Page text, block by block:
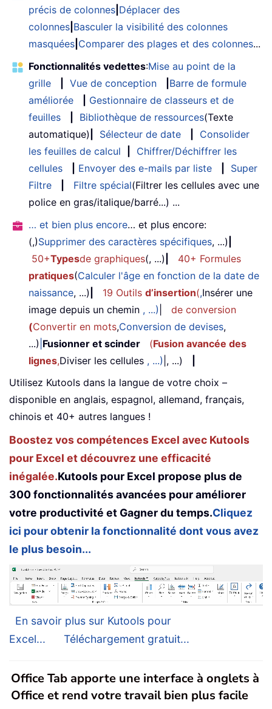
précis de colonnes Déplacer des
colonnes Basculer la visibilité des colonnes
masquées Comparer des plages et des colonnes...
Fonctionnalités vedettes:Mise au point de la
grille
Vue de conception
Barre de formule
améliorée
Gestionnaire de classeurs et de
feuilles
Bibliothèque de ressources(Texte
automatique)
Sélecteur de date
Consolider
les feuilles de calcul
Chiffrer/Déchiffrer les
cellules
Envoyer des e-mails par liste
Super
Filtre
Filtre spécial(Filtrer les cellules avec une
police en gras/italique/barré...) ...
… et bien plus encore… et plus encore:
(,)Supprimer des caractères spécifiques, ...)
50+Typesde graphiques(, ...)
40+ Formules
pratiques(Calculer l'âge en fonction de la date de
naissance, ...) 19 Outils d’insertion(,Insérer une
image depuis un chemin , ...)
de conversion
(Convertir en mots,Conversion de devises,
...) Fusionner et scinder (Fusion avancée des
lignes,Diviser les cellules , ...) |, ...)
Utilisez Kutools dans la langue de votre choix –
disponible en anglais, espagnol, allemand, français,
chinois et 40+ autres langues !
Boostez vos compétences Excel avec Kutools
pour Excel et découvrez une efficacité
inégalée.Kutools pour Excel propose plus de
300 fonctionnalités avancées pour améliorer
votre productivité et Gagner du temps.Cliquez
ici pour obtenir la fonctionnalité dont vous avez
le plus besoin...
En savoir plus sur Kutools pour
Excel...
Téléchargement gratuit...
Office Tab apporte une interface à onglets à
Office et rend votre travail bien plus facile